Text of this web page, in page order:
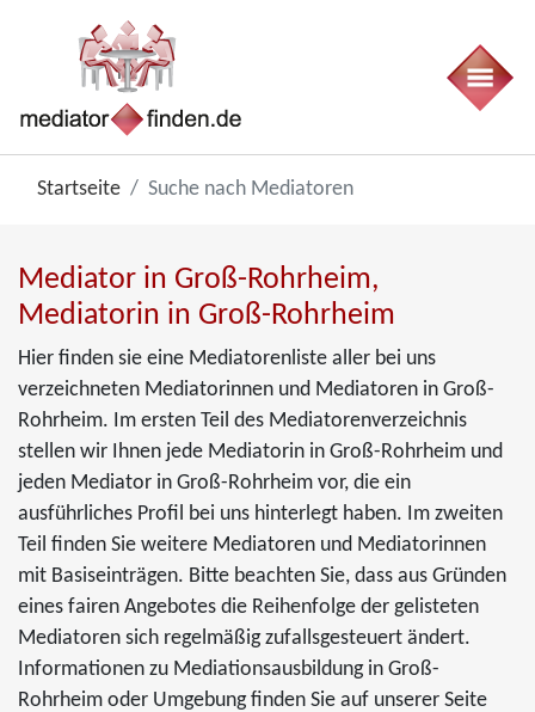
Startseite Suche nach Mediatoren
Mediator in Groß-Rohrheim,
Mediatorin in Groß-Rohrheim
Hier finden sie eine Mediatorenliste aller bei uns
verzeichneten Mediatorinnen und Mediatoren in Groß-
Rohrheim. Im ersten Teil des Mediatorenverzeichnis
stellen wir Ihnen jede Mediatorin in Groß-Rohrheim und
jeden Mediator in Groß-Rohrheim vor, die ein
ausführliches Profil bei uns hinterlegt haben. Im zweiten
Teil finden Sie weitere Mediatoren und Mediatorinnen
mit Basiseinträgen. Bitte beachten Sie, dass aus Gründen
eines fairen Angebotes die Reihenfolge der gelisteten
Mediatoren sich regelmäßig zufallsgesteuert ändert.
Informationen zu Mediationsausbildung in Groß-
Rohrheim oder Umgebung finden Sie auf unserer Seite